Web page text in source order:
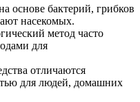
основе бактерий, грибков
насекомых.
метод часто
для
отличаются
для людей, домашних